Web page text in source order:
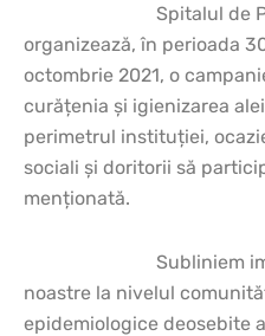
Spitalul de
organizează, în perioada
octombrie 2021, o
curățenia și igienizarea
perimetrul instituției,
sociali și doritorii să
menționată.
Subliniem
noastre la nivelul
epidemiologice deosebite